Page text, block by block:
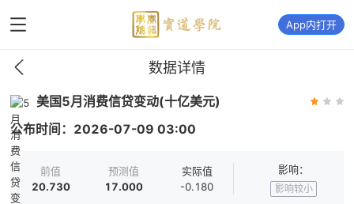
App内打开
数据详情
美国5月消费信贷变动(十亿美元)
公布时间： 2026-07-09 03:00
前值
20.730
预测值
17.000
实际值
-0.180
影响：
影响较小